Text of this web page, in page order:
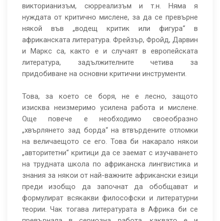
викторианизъм, сюрреализъм и т.н. Няма я
нуждата от критично мислене, за да се превърне
някой във „водещ критик или фигура“ в
африканската литература. Фрейзър, Фройд, Дарвин
и Маркс са, както е и случаят в европейската
литература, задължителните четива за
придобиване на основни критични инструменти.
Това, за което се боря, не е лесно, защото
изисква неизмеримо усилена работа и мислене.
Още повече е необходимо своеобразно
„хвърлянето зад борда“ на втвърдените отломки
на величаещото се его. Това би накарало някои
„авторитетни“ критици да се заемат с изучаването
на трудната школа по африканска лингвистика и
знания за някои от най-важните африкански езици
преди изобщо да започнат да обобщават и
формулират всякакви философски и литературни
теории. Чак тогава литературата в Африка би се